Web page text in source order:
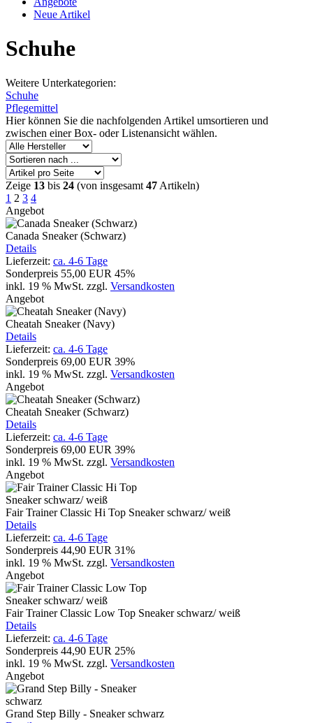
Neue Artikel
Schuhe
Weitere Unterkategorien:
Schuhe
Pflegemittel
Hier können Sie die nachfolgenden Artikel umsortieren und
zwischen einer Box- oder Listenansicht wählen.
Zeige 13 bis 24 (von insgesamt 47 Artikeln)
1 2 3 4
Angebot
Canada Sneaker (Schwarz)
Details
Lieferzeit: ca. 4-6 Tage
Sonderpreis 55,00 EUR 45%
inkl. 19 % MwSt. zzgl. Versandkosten
Angebot
Cheatah Sneaker (Navy)
Details
Lieferzeit: ca. 4-6 Tage
Sonderpreis 69,00 EUR 39%
inkl. 19 % MwSt. zzgl. Versandkosten
Angebot
Cheatah Sneaker (Schwarz)
Details
Lieferzeit: ca. 4-6 Tage
Sonderpreis 69,00 EUR 39%
inkl. 19 % MwSt. zzgl. Versandkosten
Angebot
Fair Trainer Classic Hi Top Sneaker schwarz/ weiß
Details
Lieferzeit: ca. 4-6 Tage
Sonderpreis 44,90 EUR 31%
inkl. 19 % MwSt. zzgl. Versandkosten
Angebot
Fair Trainer Classic Low Top Sneaker schwarz/ weiß
Details
Lieferzeit: ca. 4-6 Tage
Sonderpreis 44,90 EUR 25%
inkl. 19 % MwSt. zzgl. Versandkosten
Angebot
Grand Step Billy - Sneaker schwarz